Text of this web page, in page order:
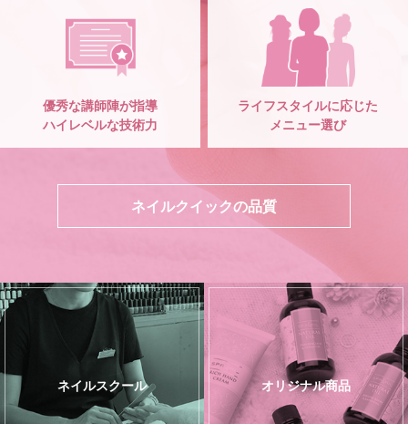
優秀な講師陣が指導
ハイレベルな技術力
ライフスタイルに応じた
メニュー選び
ネイルクイックの品質
ネイルスクール オリジナル商品